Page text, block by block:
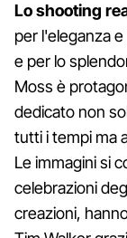
Lo shooting
per l'eleganza
e per lo
Moss è
dedicato non
tutti i tempi ma
Le immagini si
celebrazioni
creazioni,